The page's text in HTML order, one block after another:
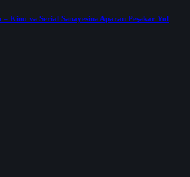
Kino və Serial Sənayesinə Aparan Peşəkar Yol